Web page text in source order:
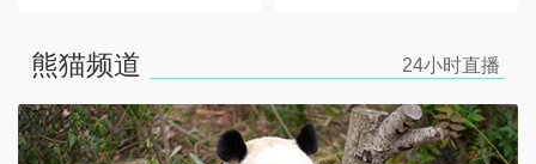
熊猫频道 24小时直播